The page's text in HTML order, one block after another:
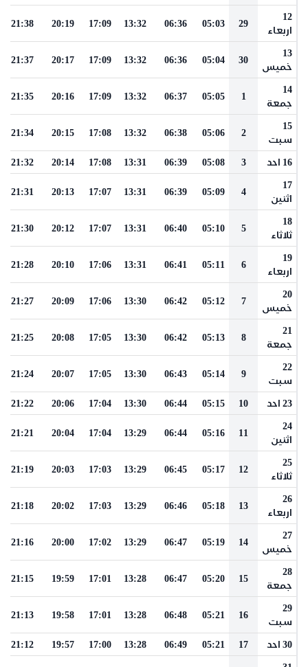
12
اربعاء
29
05:03
06:36
13:32
17:09
20:19
21:38
13
خميس
30
05:04
06:36
13:32
17:09
20:17
21:37
14
جمعة
1
05:05
06:37
13:32
17:09
20:16
21:35
15
سبت
2
05:06
06:38
13:32
17:08
20:15
21:34
16 احد 3
05:08
06:39
13:31
17:08
20:14
21:32
17
اثنين
4
05:09
06:39
13:31
17:07
20:13
21:31
18
ثلاثاء
5
05:10
06:40
13:31
17:07
20:12
21:30
19
اربعاء
6
05:11
06:41
13:31
17:06
20:10
21:28
20
خميس
7
05:12
06:42
13:30
17:06
20:09
21:27
21
جمعة
8
05:13
06:42
13:30
17:05
20:08
21:25
22
سبت
9
05:14
06:43
13:30
17:05
20:07
21:24
23 احد 10
05:15
06:44
13:30
17:04
20:06
21:22
24
اثنين
11
05:16
06:44
13:29
17:04
20:04
21:21
25
ثلاثاء
12
05:17
06:45
13:29
17:03
20:03
21:19
26
اربعاء
13
05:18
06:46
13:29
17:03
20:02
21:18
27
خميس
14
05:19
06:47
13:29
17:02
20:00
21:16
28
جمعة
15
05:20
06:47
13:28
17:01
19:59
21:15
29
سبت
16
05:21
06:48
13:28
17:01
19:58
21:13
30 احد 17
05:21
06:49
13:28
17:00
19:57
21:12